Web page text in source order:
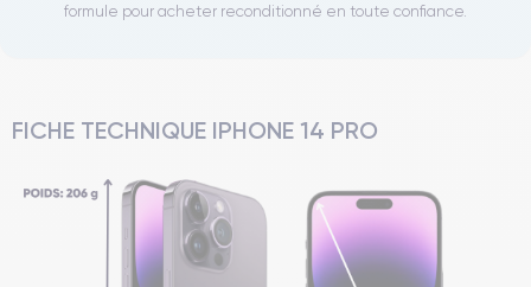
formule pour acheter reconditionné en toute confiance.
FICHE TECHNIQUE IPHONE 14 PRO